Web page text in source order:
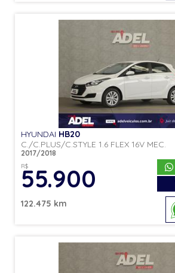
HYUNDAI HB20
C./C.PLUS/C.STYLE 1.6 FLEX 16V MEC.
2017/2018
R$
55.900
122.475 km